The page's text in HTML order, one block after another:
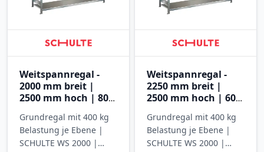
Weitspannregal -
2000 mm breit |
2500 mm hoch | 800
mit Stahlböden
Grundregal mit 400 kg
Belastung je Ebene |
SCHULTE WS 2000 |
Weitspannregal -
2250 mm breit |
2500 mm hoch | 600
mit Stahlböden
Grundregal mit 400 kg
Belastung je Ebene |
SCHULTE WS 2000 |